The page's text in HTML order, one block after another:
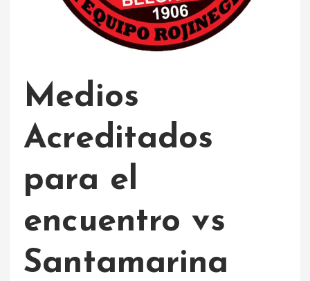
Medios
Acreditados
para el
encuentro vs
Santamarina